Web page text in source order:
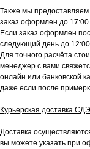
Также мы предоставляем
заказ оформлен до
Если заказ оформлен
следующий день до
Для точного расчёта
менеджер с вами
онлайн или банковской
даже если после
Курьерская доставка
Доставка
вы можете указать при